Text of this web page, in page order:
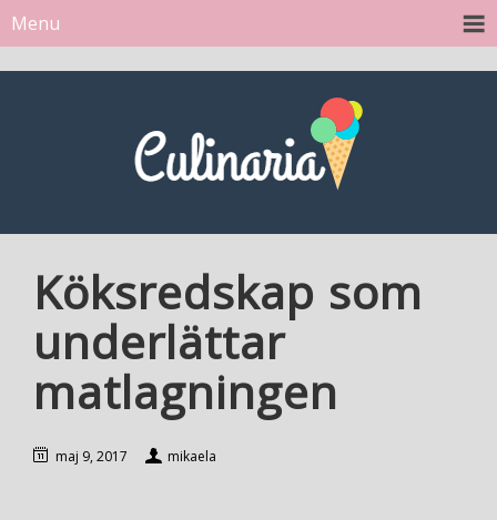
Menu
Köksredskap som
underlättar
matlagningen
maj 9, 2017 mikaela